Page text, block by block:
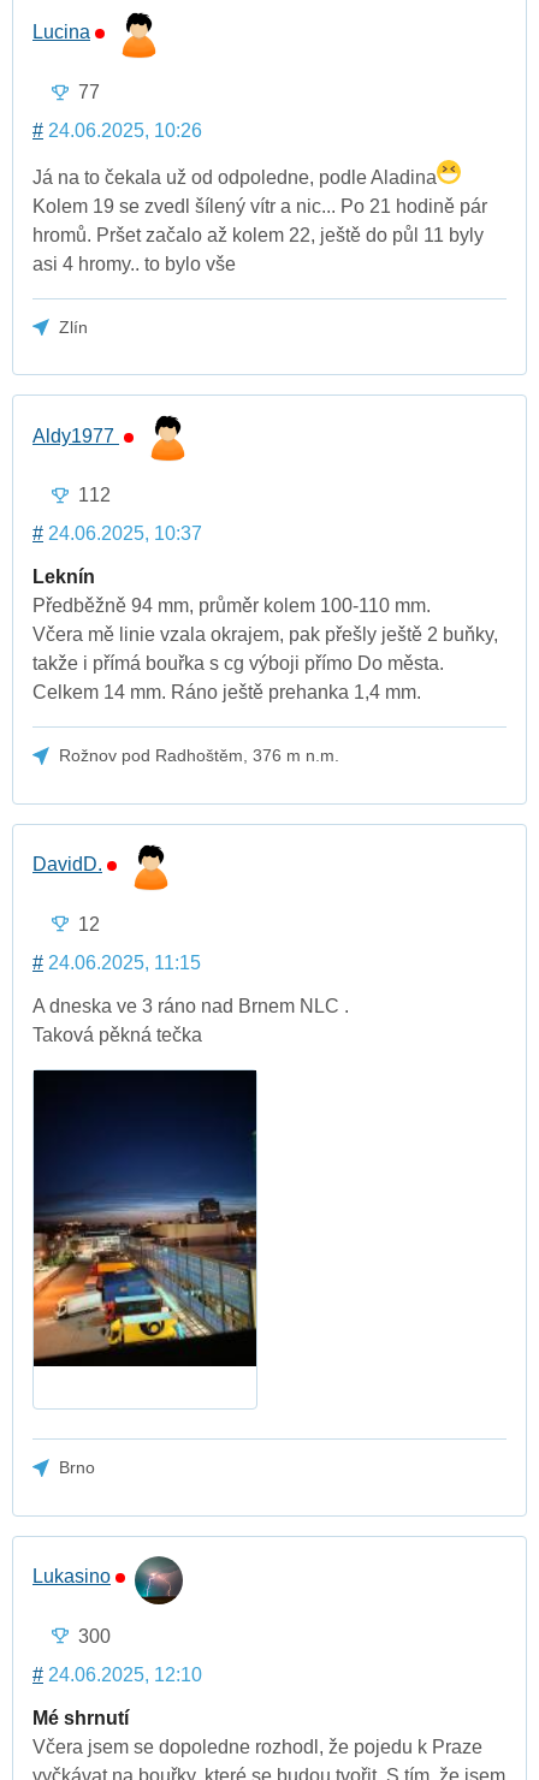
Lucina
77
# 24.06.2025, 10:26
Já na to čekala už od odpoledne, podle Aladina
Kolem 19 se zvedl šílený vítr a nic... Po 21 hodině pár
hromů. Pršet začalo až kolem 22, ještě do půl 11 byly
asi 4 hromy.. to bylo vše
Zlín
Aldy1977
112
# 24.06.2025, 10:37
Leknín
Předběžně 94 mm, průměr kolem 100-110 mm.
Včera mě linie vzala okrajem, pak přešly ještě 2 buňky,
takže i přímá bouřka s cg výboji přímo Do města.
Celkem 14 mm. Ráno ještě prehanka 1,4 mm.
Rožnov pod Radhoštěm, 376 m n.m.
DavidD.
12
# 24.06.2025, 11:15
A dneska ve 3 ráno nad Brnem NLC .
Taková pěkná tečka
Brno
Lukasino
300
# 24.06.2025, 12:10
Mé shrnutí
Včera jsem se dopoledne rozhodl, že pojedu k Praze
vyčkávat na bouřky, které se budou tvořit. S tím, že jsem